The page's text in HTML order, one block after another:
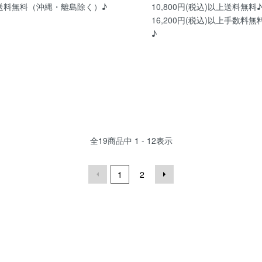
料無料（沖縄・離島除く）♪
10,800円(税込)以上送料無料
16,200円(税込)以上手数料無
♪
全19商品中 1 - 12表示
1 2